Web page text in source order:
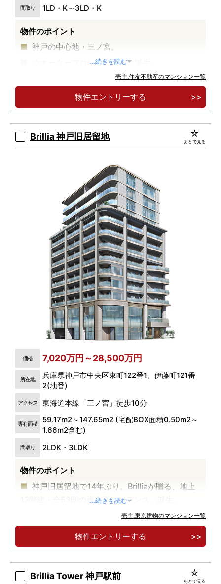
間取り 1LD・K～3LD・K
物件のポイント
神戸の中心地・三ノ宮。
ウオーターフロントエリアに誕生。
地上27階建・大規模制震タワーレジデンス。
...続きを読む
売主:住友不動産のマンション一覧
物件エントリーする
Brillia 神戸旧居留地 あとで見る
価格 7,020万円～28,500万円
所在地
兵庫県神戸市中央区東町122番1、伊藤町121番
2(地番)
アクセス 東海道本線「三ノ宮」徒歩10分
専有面積
59.17m2～147.65m2 (宅配BOX面積0.50m2～
1.66m2含む)
間取り 2LDK・3LDK
物件のポイント
神戸旧居留地で14年ぶり。Brilliaが贈る、地上
13階建・全53邸の複合型レジデンス、誕生。
...続きを読む
売主:東京建物のマンション一覧
物件エントリーする
Brillia Tower 神戸駅前 あとで見る